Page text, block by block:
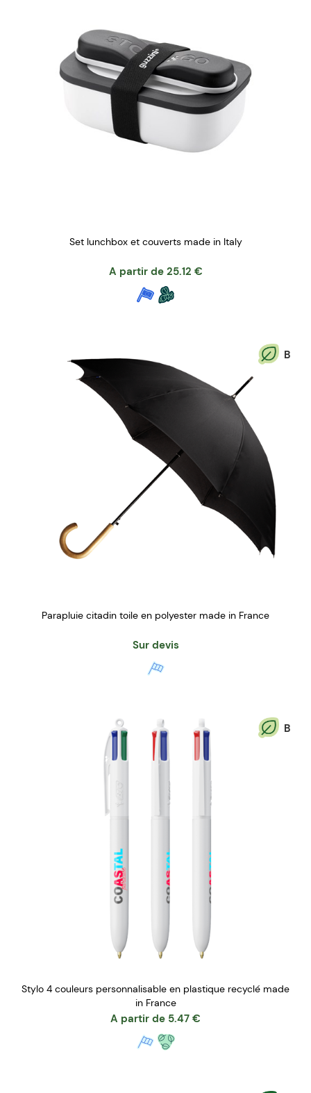
Set lunchbox et couverts made in Italy
A partir de 25.12 €
B
Parapluie citadin toile en polyester made in France
Sur devis
B
Stylo 4 couleurs personnalisable en plastique recyclé made
in France
A partir de 5.47 €